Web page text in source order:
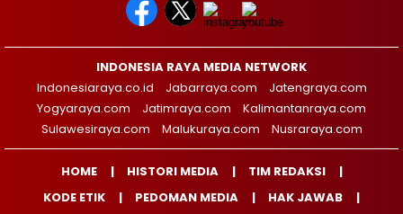
INDONESIA RAYA MEDIA NETWORK
Indonesiaraya.co.id
Jabarraya.com
Jatengraya.com
Yogyaraya.com
Jatimraya.com
Kalimantanraya.com
Sulawesiraya.com
Malukuraya.com Nusraraya.com
HOME HISTORI MEDIA
TIM REDAKSI
KODE ETIK
PEDOMAN MEDIA
HAK JAWAB